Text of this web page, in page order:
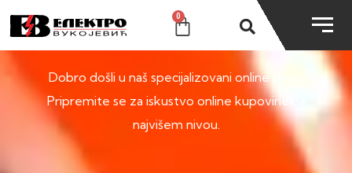
0
SHOP
Dobro došli u naš specijalizovani online shop.
Pripremite se za iskustvo online kupovine na
najvišem nivou.